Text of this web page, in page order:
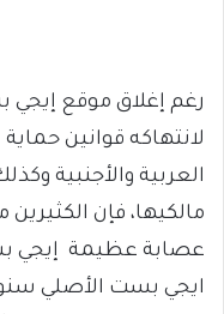
رغم إغلاق موقع إيجي
لانتهاكه قوانين حماية
العربية والأجنبية
مالكيها، فإن
عصابة عظيمة إيجي
ايجي بست الأصلي